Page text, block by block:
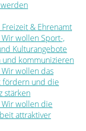
& Ehrenamt
wollen Sport-,
Kulturangebote
und kommunizieren
wollen das
fördern und die
stärken
wollen die
attraktiver